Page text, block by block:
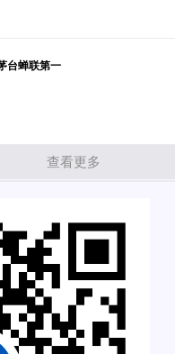
台蝉联第一
查看更多